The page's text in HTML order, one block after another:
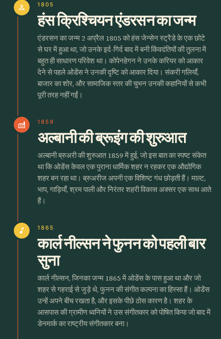
person 1805
हंस क्रिश्चियन एंडरसन का जन्म
एंडरसन का जन्म 2 अप्रैल 1805 को हंस जेन्सेन स्ट्रैडे के एक छोटे
से घर में हुआ था, जो उनके इर्द-गिर्द बाद में बनी किंवदंतियों की तुलना में
बहुत ही साधारण परिवेश था। कोपेनहेगन ने उनके करियर को आकार
देने से पहले ओडेंस ने उनकी दृष्टि को आकार दिया। संकरी गलियाँ,
बाजार का शोर, और सामाजिक स्तर की चुभन उनकी कहानियों से कभी
पूरी तरह नहीं गईं।
factory 1859
अल्बानी की ब्रूइंग की शुरुआत
अल्बानी ब्रुअरी की शुरुआत 1859 में हुई, जो इस बात का स्पष्ट संकेत
था कि ओडेंस केवल एक पुराना धार्मिक शहर न रहकर एक औद्योगिक
शहर बन रहा था। ब्रुअरीज अपनी एक विशिष्ट गंध छोड़ती हैं। माल्ट,
भाप, गाड़ियाँ, श्रम पाली और निरंतर शहरी विकास अक्सर एक साथ आते
हैं।
music_note 1865
कार्ल नील्सन ने फुनन को पहली बार
सुना
कार्ल नील्सन, जिनका जन्म 1865 में ओडेंस के पास हुआ था और जो
शहर से गहराई से जुड़े थे, फुनन की संगीत कल्पना का हिस्सा हैं। ओडेंस
उन्हें अपने बीच रखता है, और इसके पीछे ठोस कारण है। शहर के
आसपास की ग्रामीण ध्वनियों ने उस संगीतकार को पोषित किया जो बाद में
डेनमार्क का राष्ट्रीय संगीतकार बना।